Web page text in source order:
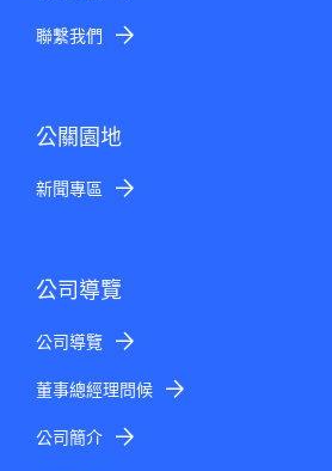
聯繫我們
公關園地
新聞專區
公司導覽
公司導覽
董事總經理問候
公司簡介